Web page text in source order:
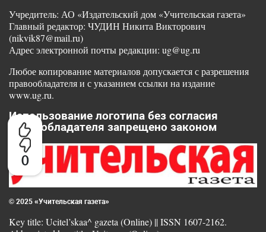
0
Учредитель: АО «Издательский дом «Учительская газета»
Главный редактор: ЧУДИН Никита Викторович
(nikvik87@mail.ru)
Адрес электронной почты редакции: ug@ug.ru
Любое копирование материалов допускается с разрешения
правообладателя и с указанием ссылки на издание
www.ug.ru.
Использование логотипа без согласия
правообладателя запрещено законом
© 2025 «Учительская газета»
Key title: Ucitel’skaa^ gazeta (Online) || ISSN 1607-2162.